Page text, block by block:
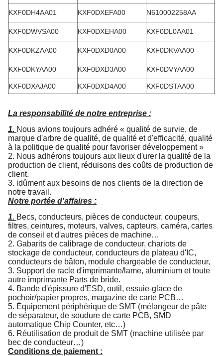
KXF0DH4AA01 KXF0DXEFA00 N610002258AA
KXF0DWVSA00 KXF0DXEHA00 KXF0DL0AA01
KXF0DKZAA00 KXF0DXD0A00 KXF0DKVAA00
KXF0DKYAA00 KXF0DXD3A00 KXF0DVYAA00
KXF0DXAJA00 KXF0DXD4A00 KXF0DSTAA00
La responsabilité de notre entreprise :
1. Nous avions toujours adhéré « qualité de survie, de
marque d'arbre de qualité, de qualité et d'efficacité, qualité
à la politique de qualité pour favoriser développement »
2. Nous adhérons toujours aux lieux d'urer la qualité de la
production de client, réduisons des coûts de production de
client.
3. idûment aux besoins de nos clients de la direction de
notre travail.
Notre portée d'affaires :
1. Becs, conducteurs, pièces de conducteur, coupeurs,
filtres, ceintures, moteurs, valves, capteurs, caméra, cartes
de conseil et d'autres pièces de machine…
2. Gabarits de calibrage de conducteur, chariots de
stockage de conducteur, conducteurs de plateau d'IC,
conducteurs de bâton, module chargeable de conducteur,
3. Support de racle d'imprimante/lame, aluminium et toute
autre imprimante Parts de bride.
4. Bande d'épissure d'ESD, outil, essuie-glace de
pochoir/papier propres, magazine de carte PCB…
5. Équipement périphérique de SMT (mélangeur de pâte
de séparateur, de soudure de carte PCB, SMD
automatique Chip Counter, etc…)
6. Réutilisation de produit de SMT (machine utilisée par
bec de conducteur…)
Conditions de paiement :